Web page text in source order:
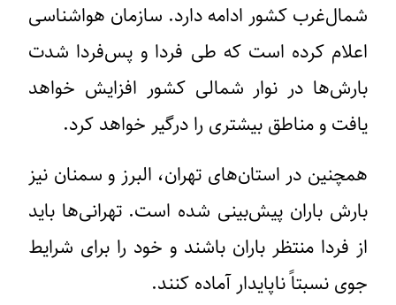
شمال‌غرب کشور ادامه دارد. سازمان هواشناسی
اعلام کرده است که طی فردا و پس‌فردا شدت
بارش‌ها در نوار شمالی کشور افزایش خواهد
یافت و مناطق بیشتری را درگیر خواهد کرد.
همچنین در استان‌های تهران، البرز و سمنان نیز
بارش باران پیش‌بینی شده است. تهرانی‌ها باید
از فردا منتظر باران باشند و خود را برای شرایط
جوی نسبتاً ناپایدار آماده کنند.